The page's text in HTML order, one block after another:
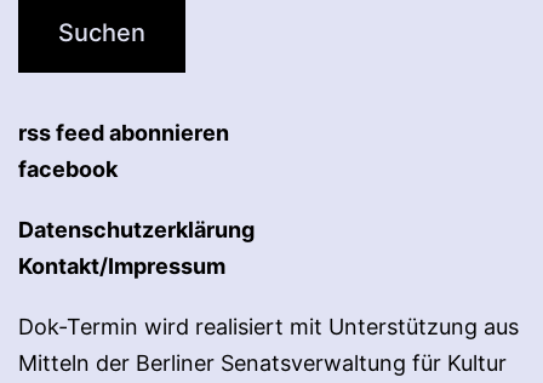
rss feed abonnieren
facebook
Datenschutzerklärung
Kontakt/Impressum
Dok-Termin wird realisiert mit Unterstützung aus
Mitteln der Berliner Senatsverwaltung für Kultur